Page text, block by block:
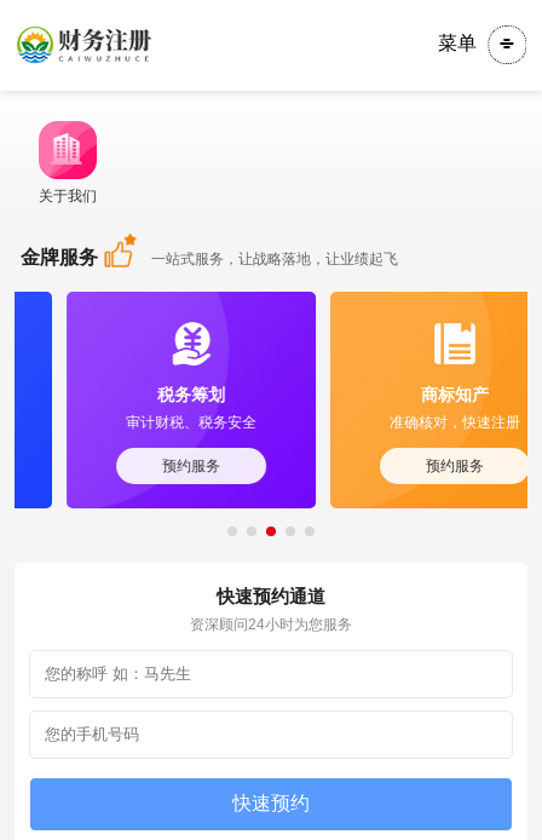
菜单
关于我们
金牌服务 一站式服务，让战略落地，让业绩起飞
税务筹划
审计财税、税务安全
预约服务
商标知产
准确核对，快速注册
预约服务
快速预约通道
资深顾问24小时为您服务